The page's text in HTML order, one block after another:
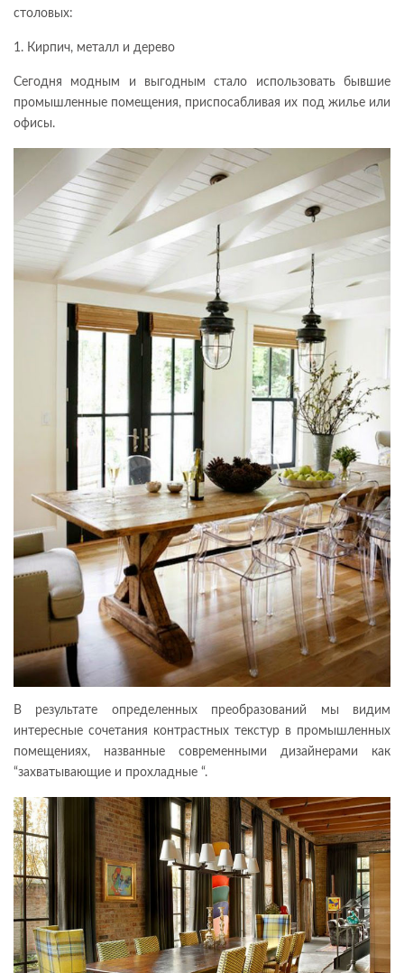
столовых:
1. Кирпич, металл и дерево
Сегодня модным и выгодным стало использовать бывшие
промышленные помещения, приспосабливая их под жилье или
офисы.
В результате определенных преобразований мы видим
интересные сочетания контрастных текстур в промышленных
помещениях, названные современными дизайнерами как
“захватывающие и прохладные “.